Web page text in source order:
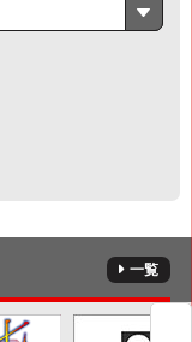
一覧